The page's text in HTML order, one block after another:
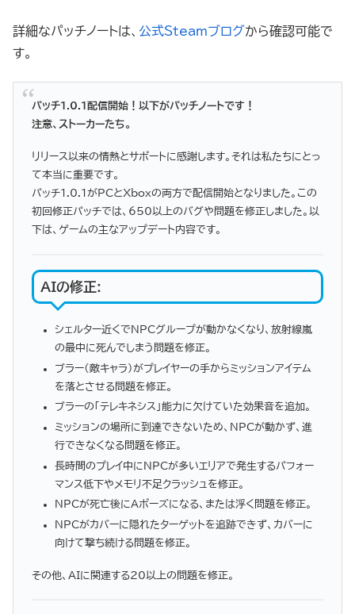
詳細なパッチノートは、 公式Steamブログから確認可能で
す。
パッチ1.0.1配信開始！以下がパッチノートです！
注意、ストーカーたち。
リリース以来の情熱とサポートに感謝します。それは私たちにとっ
て本当に重要です。
パッチ1.0.1がPCとXboxの両方で配信開始となりました。この
初回修正パッチでは、650以上のバグや問題を修正しました。以
下は、ゲームの主なアップデート内容です。
AIの修正:
シェルター近くでNPCグループが動かなくなり、放射線嵐
の最中に死んでしまう問題を修正。
ブラー（敵キャラ）がプレイヤーの手からミッションアイテム
を落とさせる問題を修正。
ブラーの「テレキネシス」能力に欠けていた効果音を追加。
ミッションの場所に到達できないため、NPCが動かず、進
行できなくなる問題を修正。
長時間のプレイ中にNPCが多いエリアで発生するパフォー
マンス低下やメモリ不足クラッシュを修正。
NPCが死亡後にAポーズになる、または浮く問題を修正。
NPCがカバーに隠れたターゲットを追跡できず、カバーに
向けて撃ち続ける問題を修正。
その他、AIに関連する20以上の問題を修正。